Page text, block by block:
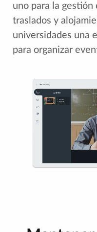
uno para la gestión
traslados y
universidades una
para organizar